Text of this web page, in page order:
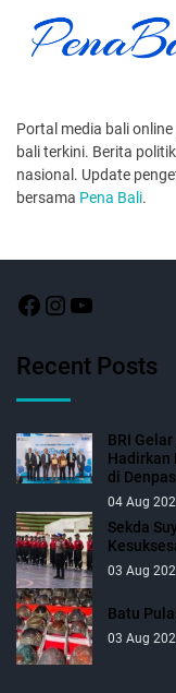
Portal media bali
bali terkini. Berita
nasional. Update
bersama Pena Bali.
Recent Posts
BRI
Hadirkan
di
04 Aug
Sekda
03 Aug
Batu
03 Aug